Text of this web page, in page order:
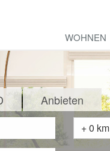
WOHNEN
Anbieten
+ 0 km